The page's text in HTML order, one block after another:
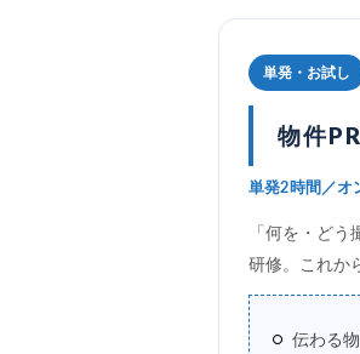
単発・お試し
物件
単発2時間／オ
「何を・ど
研修。これか
伝わる